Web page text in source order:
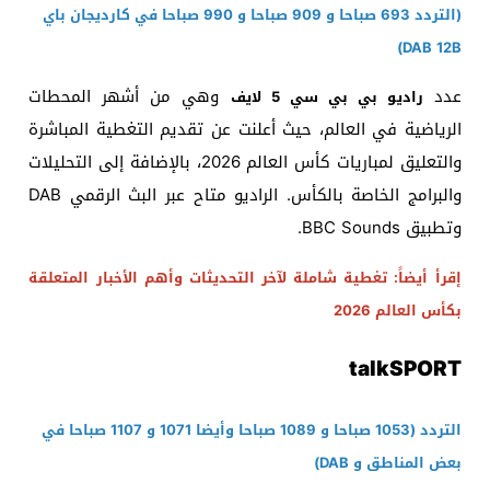
(التردد 693 صباحا و 909 صباحا و 990 صباحا في كارديجان باي
DAB 12B)
عدد راديو بي بي سي 5 لايف
وهي من أشهر المحطات
الرياضية في العالم، حيث أعلنت عن تقديم التغطية المباشرة
والتعليق لمباريات كأس العالم 2026، بالإضافة إلى التحليلات
والبرامج الخاصة بالكأس. الراديو متاح عبر البث الرقمي DAB
وتطبيق BBC Sounds.
إقرأ أيضاً: تغطية شاملة لآخر التحديثات وأهم الأخبار المتعلقة
بكأس العالم 2026
talkSPORT
التردد (1053 صباحا و 1089 صباحا وأيضا 1071 و 1107 صباحا في
بعض المناطق و DAB)